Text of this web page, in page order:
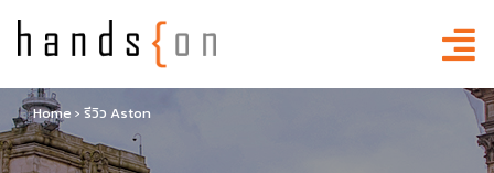
Home › รีวิว Aston